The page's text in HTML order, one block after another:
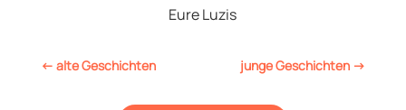
Eure Luzis
← alte Geschichten junge Geschichten →